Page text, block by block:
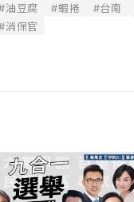
油豆腐 #蝦捲 #台南
消保官